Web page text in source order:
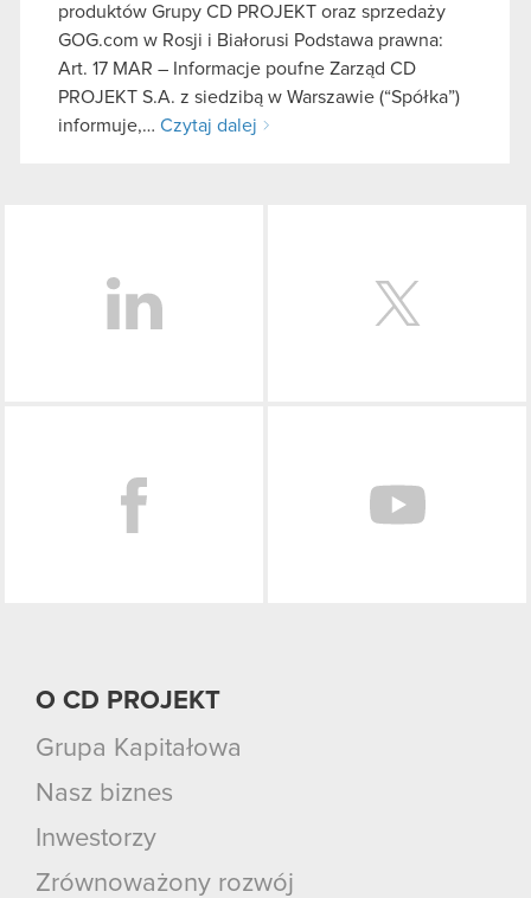
produktów Grupy CD PROJEKT oraz sprzedaży
GOG.com w Rosji i Białorusi Podstawa prawna:
Art. 17 MAR – Informacje poufne Zarząd CD
PROJEKT S.A. z siedzibą w Warszawie (“Spółka”)
informuje,… Czytaj dalej
O CD PROJEKT
Grupa Kapitałowa
Nasz biznes
Inwestorzy
Zrównoważony rozwój